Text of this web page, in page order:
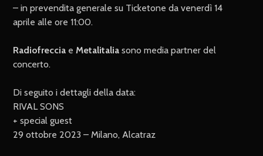
– in prevendita generale su Ticketone da venerdì 14
aprile alle ore 11:00.
Radiofreccia eMetalitalia sono media partner del
concerto.
Di seguito i dettagli della data:
RIVAL SONS
+ special guest
29 ottobre 2023 – Milano, Alcatraz